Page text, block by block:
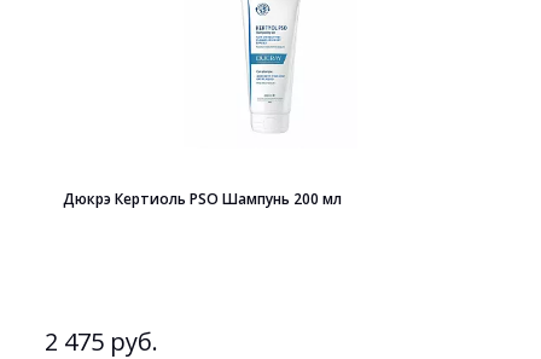
Дюкрэ Кертиоль PSO Шампунь 200 мл
2 475 руб.